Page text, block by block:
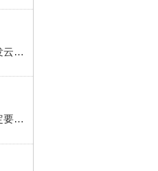
1 首先，武功山，武功山分为萍乡和安福两个景区，萍乡景区以高山草甸为主，适合徒步、赏景，主要包括金顶、箕峰、杨思墓、九龙山、发云界、武功湖、武功温泉7个核心景点，山上山景雄秀、瀑布独特，登金顶、看日出、赏云海是武功山最值得体验的三大项，气候温和，四季分明，雨量充沛，低于同期庐山、黄山的气温，是良...
1 NO.1:武功山萍乡旅游一定要去的景点，自然风光极其秀美，山体博大、山高林密、溪流遍布、美妙绝伦。2 NO.2:荷花博览园萍乡旅游一定要去的景点，国家4A级旅游景区，中国连片种植面积最大、品种最丰富的荷花主题公园。3 NO.3:杨岐山萍乡旅游一定要去的景点，层峦叠翠、山势嵯峨、四时秀色、气候宜人。4 NO.4:孽...